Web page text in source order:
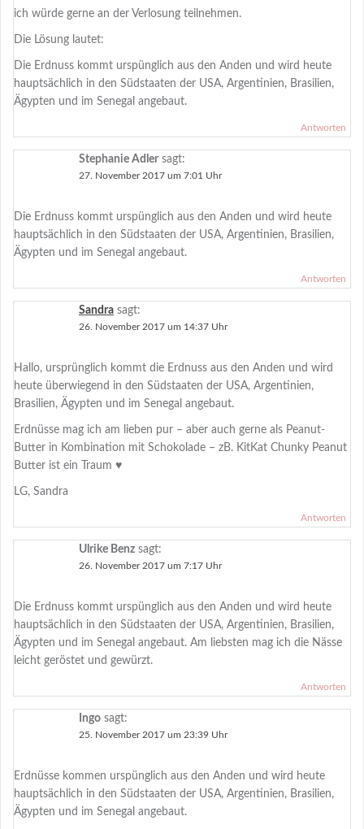
ich würde gerne an der Verlosung teilnehmen.
Die Lösung lautet:
Die Erdnuss kommt urspünglich aus den Anden und wird heute
hauptsächlich in den Südstaaten der USA, Argentinien, Brasilien,
Ägypten und im Senegal angebaut.
Antworten
Stephanie Adler sagt:
27. November 2017 um 7:01 Uhr
Die Erdnuss kommt urspünglich aus den Anden und wird heute
hauptsächlich in den Südstaaten der USA, Argentinien, Brasilien,
Ägypten und im Senegal angebaut.
Antworten
Sandra sagt:
26. November 2017 um 14:37 Uhr
Hallo, ursprünglich kommt die Erdnuss aus den Anden und wird
heute überwiegend in den Südstaaten der USA, Argentinien,
Brasilien, Ägypten und im Senegal angebaut.
Erdnüsse mag ich am lieben pur – aber auch gerne als Peanut-
Butter in Kombination mit Schokolade – zB. KitKat Chunky Peanut
Butter ist ein Traum ♥
LG, Sandra
Antworten
Ulrike Benz sagt:
26. November 2017 um 7:17 Uhr
Die Erdnuss kommt urspünglich aus den Anden und wird heute
hauptsächlich in den Südstaaten der USA, Argentinien, Brasilien,
Ägypten und im Senegal angebaut. Am liebsten mag ich die Nässe
leicht geröstet und gewürzt.
Antworten
Ingo sagt:
25. November 2017 um 23:39 Uhr
Erdnüsse kommen urspünglich aus den Anden und wird heute
hauptsächlich in den Südstaaten der USA, Argentinien, Brasilien,
Ägypten und im Senegal angebaut.